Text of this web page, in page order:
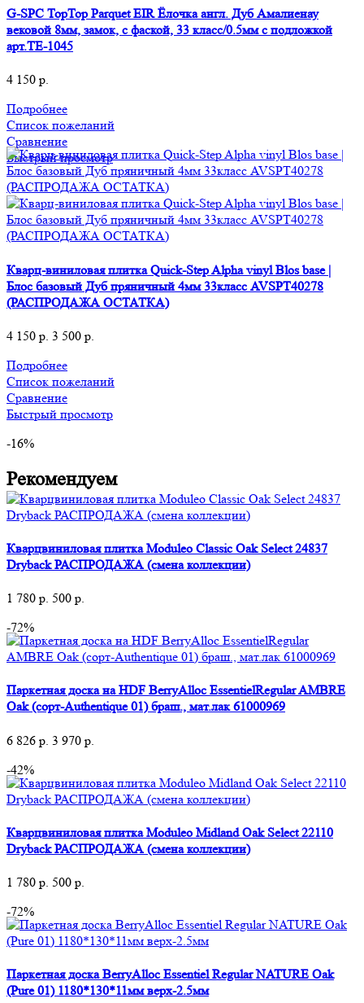
G-SPC TopTop Parquet EIR Ёлочка англ. Дуб Амалиенау
вековой 8мм, замок, с фаской, 33 класс/0.5мм с подложкой
арт.TЕ-1045
4 150 р.
Подробнее
Список пожеланий
Сравнение
Быстрый просмотр
Кварц-виниловая плитка Quick-Step Alpha vinyl Blos base |
Блос базовый Дуб пряничный 4мм 33класс AVSPT40278
(РАСПРОДАЖА ОСТАТКА)
4 150 р. 3 500 р.
Подробнее
Список пожеланий
Сравнение
Быстрый просмотр
-16%
Рекомендуем
Кварцвиниловая плитка Moduleo Classic Oak Select 24837
Dryback РАСПРОДАЖА (смена коллекции)
1 780 р. 500 р.
-72%
Паркетная доска на HDF BerryAlloc EssentielRegular AMBRE
Oak (сорт-Authentique 01) браш., мат.лак 61000969
6 826 р. 3 970 р.
-42%
Кварцвиниловая плитка Moduleo Midland Oak Select 22110
Dryback РАСПРОДАЖА (смена коллекции)
1 780 р. 500 р.
-72%
Паркетная доска BerryAlloc Essentiel Regular NATURE Oak
(Pure 01) 1180*130*11мм верх-2.5мм